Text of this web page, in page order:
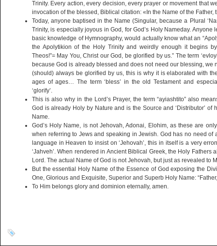
Trinity. Every action, every decision, every prayer or movement that
invocation of the blessed, Biblical citation: «In the Name of the Father,
Today, anyone baptised in the Name (Singular, because a Plural
Trinity, is especially joyous in God, for God’s Holy Nameday.
basic knowledge of Hymnography, would actually know what an
the Apolytikion of the Holy Trinity and weirdly enough it begins
Theos!”= May You, Christ our God, be glorified by us.” The term
because God is already blessed and does not need our blessing, we
(should) always be glorified by us, this is why it is elaborated with
ages of ages… The term ‘bless’ in the old Testament and
‘glorify’.
This is also why in the Lord’s Prayer, the term “ayiashtito” also
God is already Holy by Nature and is the Source and ‘Distributor’ of
Name.
God’s Holy Name, is not Jehovah, Adonai, Elohim, as these are
when referring to Jews and speaking in Jewish. God has no need of
language in Heaven to insist on ‘Jehovah’, this in itself is a very
‘Jahveh’. When rendered in Ancient Biblical Greek, the Holy Fathers
Lord. The actual Name of God is not Jehovah, but just as revealed to
But the essential Holy Name of the Essence of God exposing the
One, Glorious and Exquisite, Superior and Superb Holy Name:
To Him belongs glory and dominion eternally, amen.